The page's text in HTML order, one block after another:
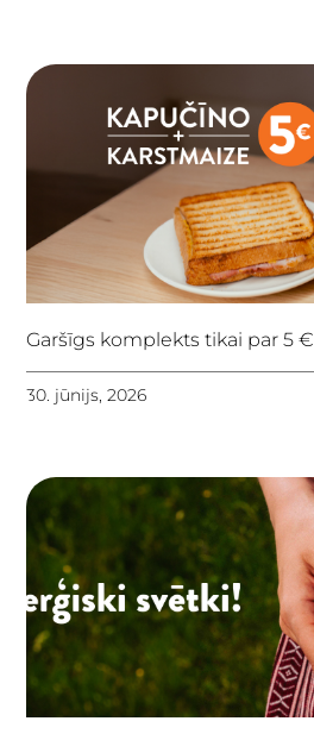
Garšīgs komplekts tikai par 5 €
30. jūnijs, 2026